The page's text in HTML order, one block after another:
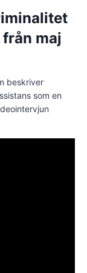
maj
beskriver
som en